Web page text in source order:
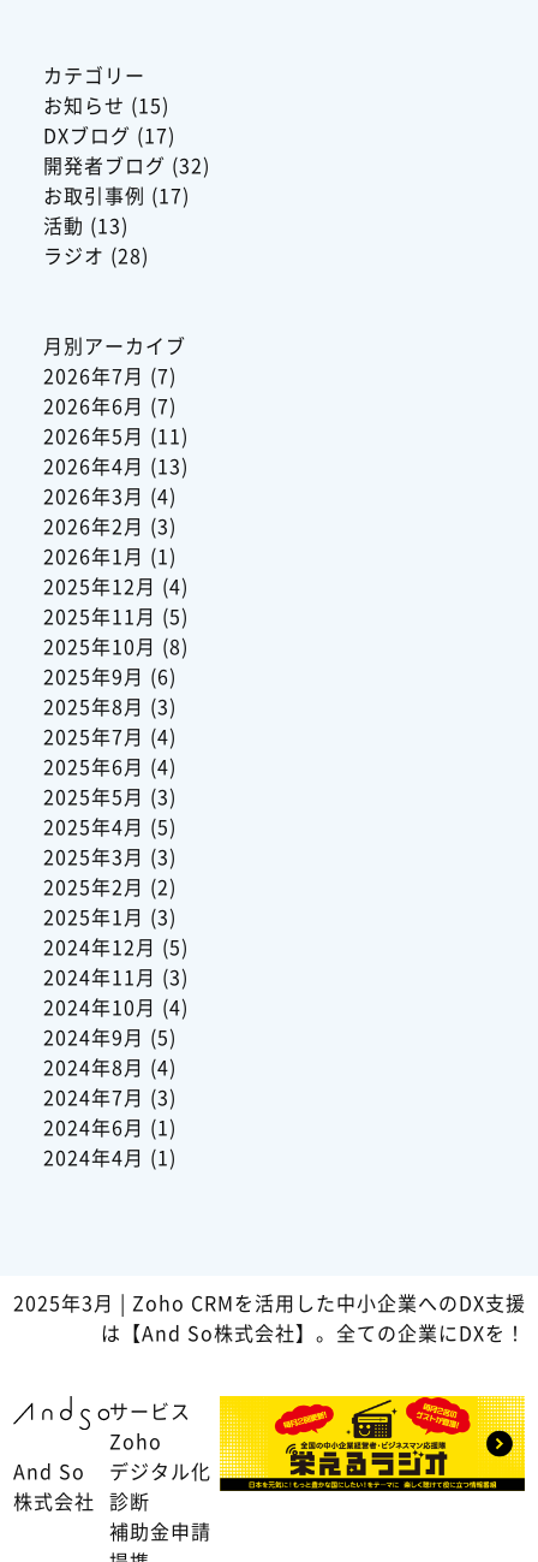
カテゴリー
お知らせ (15)
DXブログ (17)
開発者ブログ (32)
お取引事例 (17)
活動 (13)
ラジオ (28)
月別アーカイブ
2026年7月 (7)
2026年6月 (7)
2026年5月 (11)
2026年4月 (13)
2026年3月 (4)
2026年2月 (3)
2026年1月 (1)
2025年12月 (4)
2025年11月 (5)
2025年10月 (8)
2025年9月 (6)
2025年8月 (3)
2025年7月 (4)
2025年6月 (4)
2025年5月 (3)
2025年4月 (5)
2025年3月 (3)
2025年2月 (2)
2025年1月 (3)
2024年12月 (5)
2024年11月 (3)
2024年10月 (4)
2024年9月 (5)
2024年8月 (4)
2024年7月 (3)
2024年6月 (1)
2024年4月 (1)
2025年3月 | Zoho CRMを活用した中小企業へのDX支援
は【And So株式会社】。全ての企業にDXを！
And So
株式会社
サービス
Zoho
デジタル化
診断
補助金申請